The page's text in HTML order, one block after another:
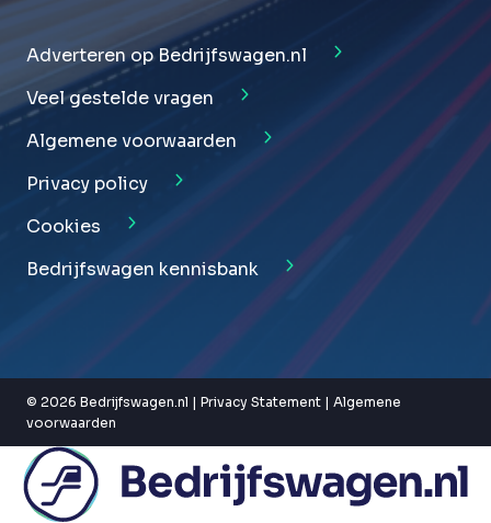
Adverteren op Bedrijfswagen.nl
Veel gestelde vragen
Algemene voorwaarden
Privacy policy
Cookies
Bedrijfswagen kennisbank
© 2026 Bedrijfswagen.nl | Privacy Statement | Algemene
voorwaarden